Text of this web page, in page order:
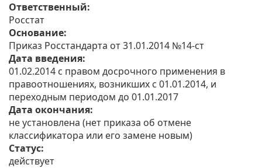
Ответственный:
Росстат
Основание:
Приказ Росстандарта от 31.01.2014 №14-ст
Дата введения:
01.02.2014 с правом досрочного применения в
правоотношениях, возникших с 01.01.2014, и
переходным периодом до 01.01.2017
Дата окончания:
не установлена (нет приказа об отмене
классификатора или его замене новым)
Статус:
действует